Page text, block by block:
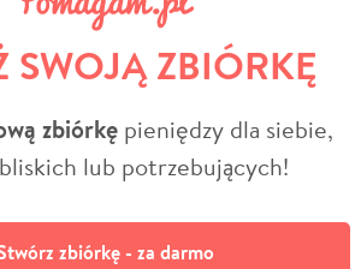
SWOJĄ ZBIÓRKĘ
zbiórkępieniędzy dla siebie,
lub potrzebujących!
zbiórkę - za darmo